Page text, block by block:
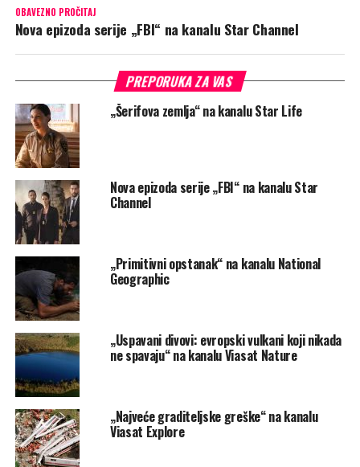
OBAVEZNO PROČITAJ
Nova epizoda serije „FBI“ na kanalu Star Channel
PREPORUKA ZA VAS
„Šerifova zemlja“ na kanalu Star Life
Nova epizoda serije „FBI“ na kanalu Star
Channel
„Primitivni opstanak“ na kanalu National
Geographic
„Uspavani divovi: evropski vulkani koji nikada
ne spavaju“ na kanalu Viasat Nature
„Najveće graditeljske greške“ na kanalu
Viasat Explore